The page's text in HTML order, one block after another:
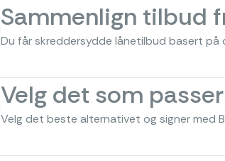
Sammenlign tilbud
Du får skreddersydde lånetilbud basert
Velg det som
Velg det beste alternativet og signer med